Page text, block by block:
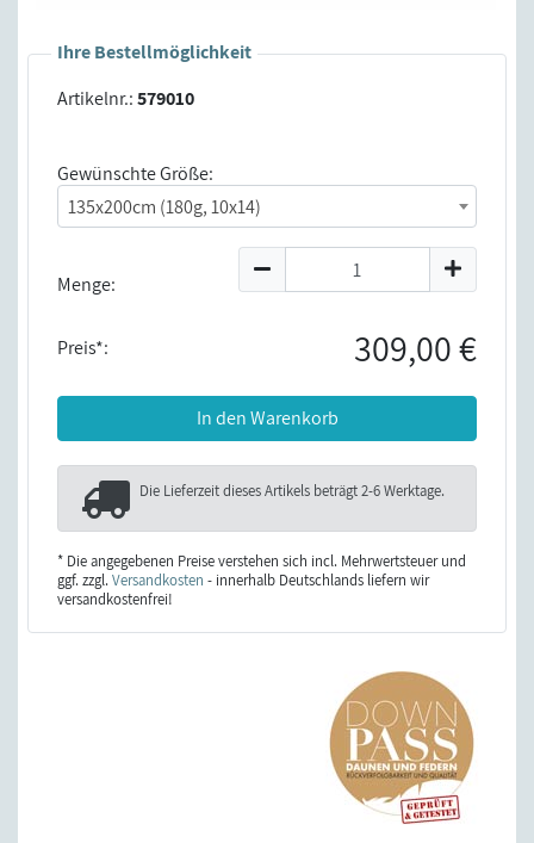
Ihre Bestellmöglichkeit
Artikelnr.:579010
Gewünschte Größe:
135x200cm (180g, 10x14)
Menge:
Preis*: 309,00 €
In den Warenkorb
Die Lieferzeit dieses Artikels beträgt2-6 Werktage.
* Die angegebenen Preise verstehen sich incl. Mehrwertsteuer und
ggf. zzgl.Versandkosten - innerhalb Deutschlands liefern wir
versandkostenfrei!